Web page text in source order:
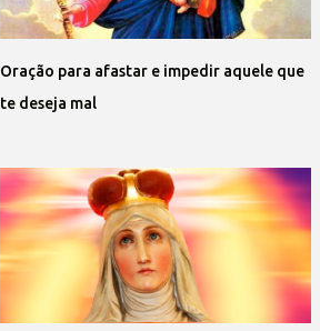
Oração para afastar e impedir aquele que
te deseja mal